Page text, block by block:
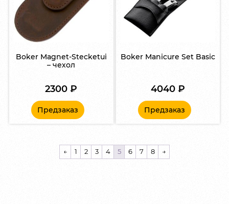
Boker Magnet-Stecketui
– чехол
2300₽
Предзаказ
Boker Manicure Set Basic
4040 ₽
Предзаказ
← 1 2 3 4 5 6 7 8 →